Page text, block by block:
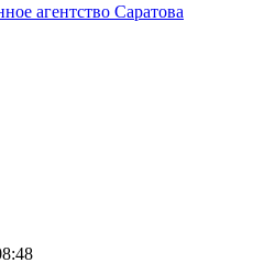
агентство Саратова